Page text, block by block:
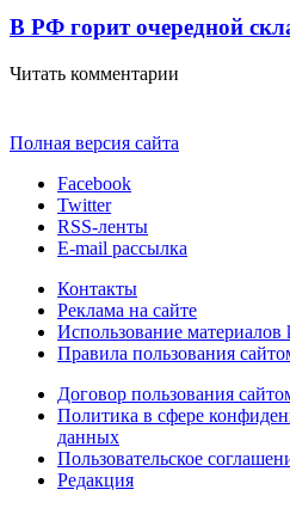
В РФ горит очередной
Читать комментарии
Полная версия сайта
Facebook
Twitter
RSS-ленты
E-mail рассылка
Контакты
Реклама на сайте
Использование материалов
Правила пользования
Договор пользования
Политика в сфере
данных
Пользовательское
Редакция